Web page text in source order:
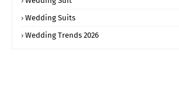
Wedding Suits
Wedding Trends 2026